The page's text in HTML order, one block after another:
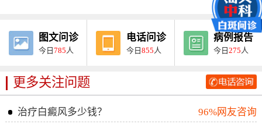
图文问诊
今日785 人
电话问诊
今日855 人
病例报告
今日275 人
更多关注问题
治疗白癜风多少钱？
96%网友咨询